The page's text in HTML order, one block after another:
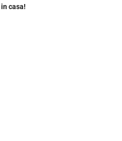
in casa!